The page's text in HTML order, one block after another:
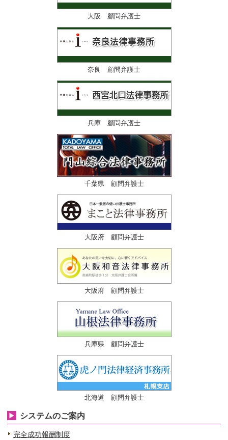
大阪 顧問弁護士
奈良 顧問弁護士
兵庫 顧問弁護士
千葉県 顧問弁護士
大阪府 顧問弁護士
大阪府 顧問弁護士
兵庫県 顧問弁護士
北海道 顧問弁護士
システムのご案内
完全成功報酬制度